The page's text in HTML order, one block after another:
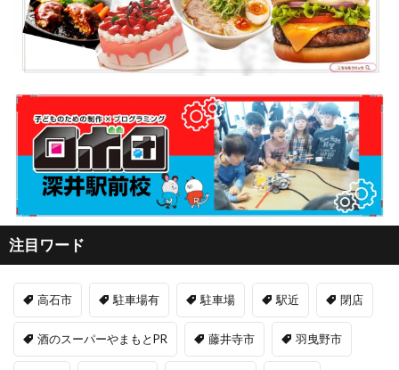
注目ワード
高石市 駐車場有 駐車場 駅近 閉店
酒のスーパーやまもとPR 藤井寺市 羽曳野市